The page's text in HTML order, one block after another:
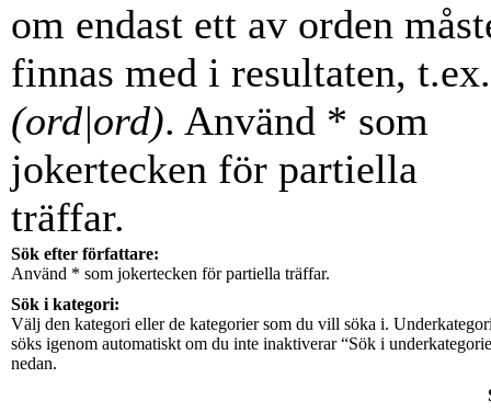
om endast ett av orden
finnas med i resultaten, t.ex.
(ord|ord). Använd * som
jokertecken för partiella
träffar.
Sök efter författare:
Använd * som jokertecken för partiella träffar.
Sök i kategori:
Välj den kategori eller de kategorier som du vill söka i.
söks igenom automatiskt om du inte inaktiverar “Sök i
nedan.